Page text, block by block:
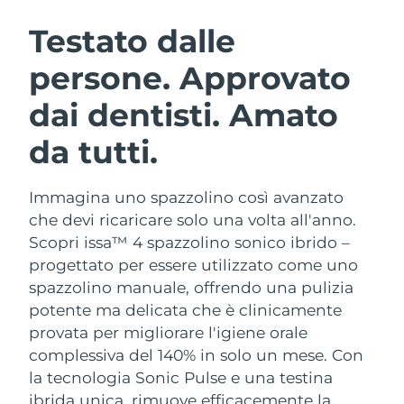
Testato dalle
persone. Approvato
dai dentisti. Amato
da tutti.
Immagina uno spazzolino così avanzato
che devi ricaricare solo una volta all'anno.
Scopri issa™ 4 spazzolino sonico ibrido –
progettato per essere utilizzato come uno
spazzolino manuale, offrendo una pulizia
potente ma delicata che è clinicamente
provata per migliorare l'igiene orale
complessiva del 140% in solo un mese. Con
la tecnologia Sonic Pulse e una testina
ibrida unica, rimuove efficacemente la
Detersione viso
LUNA™ 4 pacchetto
Anti-aging massage
LUNA™ 4 Plus
Massage, LED heating
LUNA™ 4 Men
For men, anti-aging massage
Lifting viso
BEAR™ 2 pacchetto
Microcurrent toning
BEAR™ 2 go
Microcurrent toning on-the-go
BEAR™ 2 eyes & lips
Microcurrent line smoothing device
Idratazione
UFO™ 3 pacchetto
Deep facial hydration
UFO™ 3 LED
Near-infrared and red light therapy
device
Igiene orale
issa™ 4
Hybrid silicone sonic toothbrush
issa™ 4 plus
Smart hybrid silicone sonic toothbrush
TRATTAMENTI ANTI-AGE FAQ™
Anti-age Trattamenti LED
NEW
Austria
Bahrein Consegna stimata 8/10/26
Belgio Consegna stimata8/9/26
Bermuda
Bosnia ed
Erzegovina
Consegna stimata8/12/26
Brunei Consegna stimata 8/14/26
Bulgaria Consegna stimata
Canada Consegna stimata
Cile Consegna stimata8/13/26